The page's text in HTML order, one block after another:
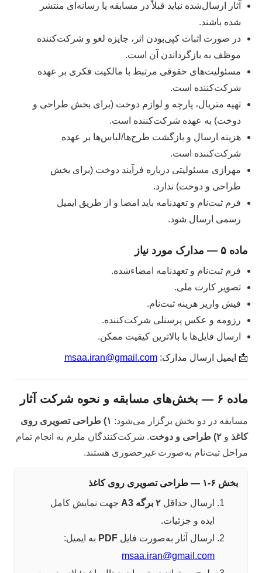
آثار ارسال‌شده نباید قبلاً در مسابقه یا رسانه‌ای منتشر
شده باشند.
در صورت اثبات کپی‌بودن اثر، جایزه لغو و شرکت‌کننده
موظف به بازگرداندن آن است.
مسئولیت‌های حقوقی مرتبط با مالکیت فکری بر عهده
شرکت‌کننده است.
تهیه متریال، پارچه و لوازم دوخت (برای بخش طراحی و
دوخت) به عهده شرکت‌کننده است.
هزینه ارسال و بازگشت طرح‌ها/لباس‌ها بر عهده
شرکت‌کننده است.
مهرازی مسئولیتی درباره فرآیند دوخت (برای بخش
طراحی و دوخت) ندارد.
فرم ثبت‌نام و تعهدنامه باید امضا و از طریق ایمیل
رسمی ارسال شود.
ماده ۵ — مدارک مورد نیاز
فرم ثبت‌نام و تعهدنامه امضاءشده.
تصویر کارت ملی.
فیش واریز هزینه ثبت‌نام.
رزومه و عکس پرسنلی شرکت‌کننده.
ارسال فایل‌ها با بالاترین کیفیت ممکن.
📩 ایمیل ارسال مدارک: msaa.iran@gmail.com
ماده ۶ — بخش‌های مسابقه و نحوه شرکت آثار
مسابقه در دو بخش برگزار می‌شود:
۱) طراحی تصویری روی
کاغذ و ۲) طراحی و دوخت
. شرکت‌کنندگان ملزم به انجام تمام
مراحل ثبت‌نام به‌صورت غیرحضوری هستند.
بخش ۶-۱ — طراحی تصویری روی کاغذ
ارسال حداقل ۲ برگه A3
جهت نمایش کامل
ایده و جزئیات.
ارسال آثار به‌صورت فایل PDF به ایمیل:
msaa.iran@gmail.com